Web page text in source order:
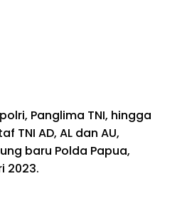
Panglima TNI, hingga
TNI AD, AL dan AU,
baru Polda Papua,
2023.